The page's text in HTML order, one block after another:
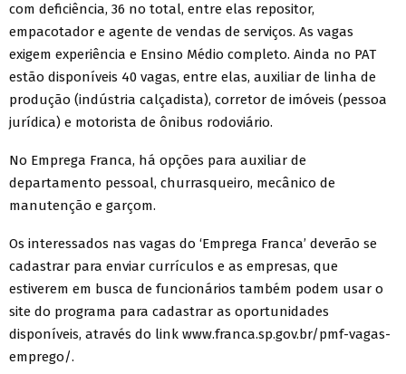
com deficiência, 36 no total, entre elas repositor,
empacotador e agente de vendas de serviços. As vagas
exigem experiência e Ensino Médio completo. Ainda no PAT
estão disponíveis 40 vagas, entre elas, auxiliar de linha de
produção (indústria calçadista), corretor de imóveis (pessoa
jurídica) e motorista de ônibus rodoviário.
No Emprega Franca, há opções para auxiliar de
departamento pessoal, churrasqueiro, mecânico de
manutenção e garçom.
Os interessados nas vagas do ‘Emprega Franca’ deverão se
cadastrar para enviar currículos e as empresas, que
estiverem em busca de funcionários também podem usar o
site do programa para cadastrar as oportunidades
disponíveis, através do link www.franca.sp.gov.br/pmf-vagas-
emprego/.